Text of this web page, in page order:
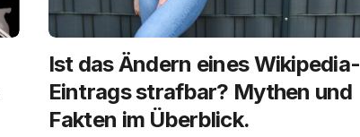
Ist das Ändern eines Wikipedia-
Eintrags strafbar? Mythen und
Fakten im Überblick.